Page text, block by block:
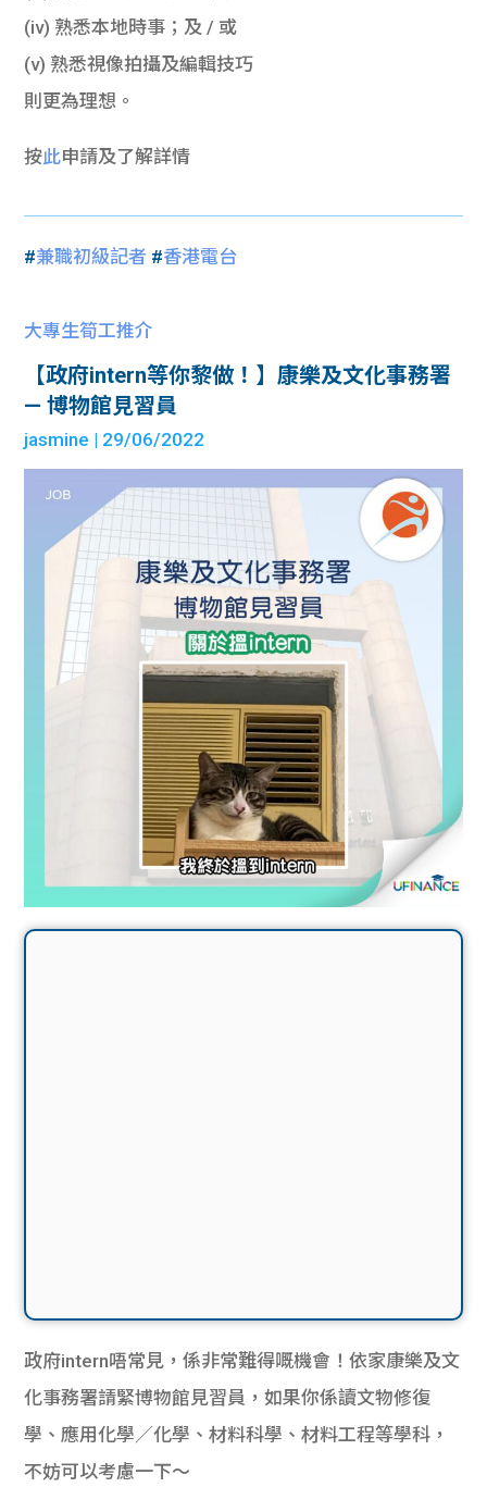
(iv) 熟悉本地時事；及 / 或
(v) 熟悉視像拍攝及編輯技巧
則更為理想。
按此申請及了解詳情
#兼職初級記者 #香港電台
大專生筍工推介
【政府intern等你黎做！】康樂及文化事務署
— 博物館見習員
jasmine | 29/06/2022
政府intern唔常見，係非常難得嘅機會！依家康樂及文
化事務署請緊博物館見習員，如果你係讀文物修復
學、應用化學／化學、材料科學、材料工程等學科，
不妨可以考慮一下～